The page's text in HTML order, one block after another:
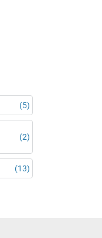
(5)
(2)
(13)